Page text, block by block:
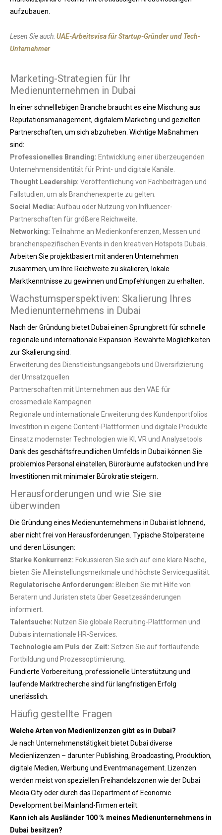
aufzubauen.
Lesen Sie auch:UAE-Arbeitsvisa für Startup-Gründer und Tech-
Unternehmer
Marketing-Strategien für Ihr
Medienunternehmen in Dubai
In einer schnelllebigen Branche braucht es eine Mischung aus
Reputationsmanagement, digitalem Marketing und gezielten
Partnerschaften, um sich abzuheben. Wichtige Maßnahmen
sind:
Professionelles Branding: Entwicklung einer überzeugenden
Unternehmensidentität für Print- und digitale Kanäle.
Thought Leadership: Veröffentlichung von Fachbeiträgen und
Fallstudien, um als Branchenexperte zu gelten.
Social Media: Aufbau oder Nutzung von Influencer-
Partnerschaften für größere Reichweite.
Networking: Teilnahme an Medienkonferenzen, Messen und
branchenspezifischen Events in den kreativen Hotspots Dubais.
Arbeiten Sie projektbasiert mit anderen Unternehmen
zusammen, um Ihre Reichweite zu skalieren, lokale
Marktkenntnisse zu gewinnen und Empfehlungen zu erhalten.
Wachstumsperspektiven: Skalierung Ihres
Medienunternehmens in Dubai
Nach der Gründung bietet Dubai einen Sprungbrett für schnelle
regionale und internationale Expansion. Bewährte Möglichkeiten
zur Skalierung sind:
Erweiterung des Dienstleistungsangebots und Diversifizierung
der Umsatzquellen
Partnerschaften mit Unternehmen aus den VAE für
crossmediale Kampagnen
Regionale und internationale Erweiterung des Kundenportfolios
Investition in eigene Content-Plattformen und digitale Produkte
Einsatz modernster Technologien wie KI, VR und Analysetools
Dank des geschäftsfreundlichen Umfelds in Dubai können Sie
problemlos Personal einstellen, Büroräume aufstocken und Ihre
Investitionen mit minimaler Bürokratie steigern.
Herausforderungen und wie Sie sie
überwinden
Die Gründung eines Medienunternehmens in Dubai ist lohnend,
aber nicht frei von Herausforderungen. Typische Stolpersteine
und deren Lösungen:
Starke Konkurrenz: Fokussieren Sie sich auf eine klare Nische,
bieten Sie Alleinstellungsmerkmale und höchste Servicequalität.
Regulatorische Anforderungen: Bleiben Sie mit Hilfe von
Beratern und Juristen stets über Gesetzesänderungen
informiert.
Talentsuche: Nutzen Sie globale Recruiting-Plattformen und
Dubais internationale HR-Services.
Technologie am Puls der Zeit: Setzen Sie auf fortlaufende
Fortbildung und Prozessoptimierung.
Fundierte Vorbereitung, professionelle Unterstützung und
laufende Marktrecherche sind für langfristigen Erfolg
unerlässlich.
Häufig gestellte Fragen
Welche Arten von Medienlizenzen gibt es in Dubai?
Je nach Unternehmenstätigkeit bietet Dubai diverse
Medienlizenzen – darunter Publishing, Broadcasting, Produktion,
digitale Medien, Werbung und Eventmanagement. Lizenzen
werden meist von speziellen Freihandelszonen wie der Dubai
Media City oder durch das Department of Economic
Development bei Mainland-Firmen erteilt.
Kann ich als Ausländer 100 % meines Medienunternehmens in
Dubai besitzen?